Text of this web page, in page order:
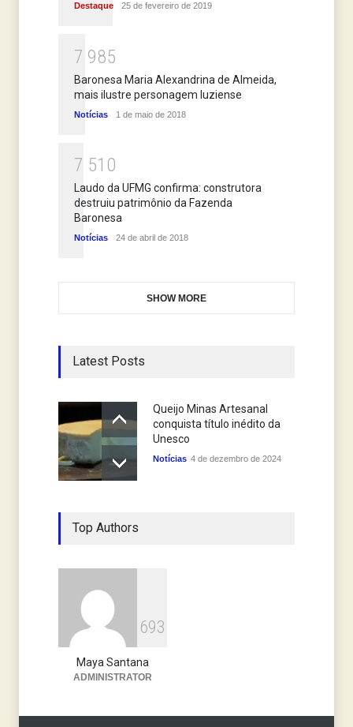
Destaque 25 de fevereiro de 2019
7 985
Baronesa Maria Alexandrina de Almeida,
mais ilustre personagem luziense
Notícias 1 de maio de 2018
7 51 0
Laudo da UFMG confirma: construtora
destruiu patrimônio da Fazenda
Baronesa
Notícias 24 de abril de 2018
SHOW MORE
Latest Posts
Queijo Minas Artesanal
conquista título inédito da
Unesco
Notícias 4 de dezembro de 2024
Top Authors
693
Maya Santana
ADMINISTRATOR